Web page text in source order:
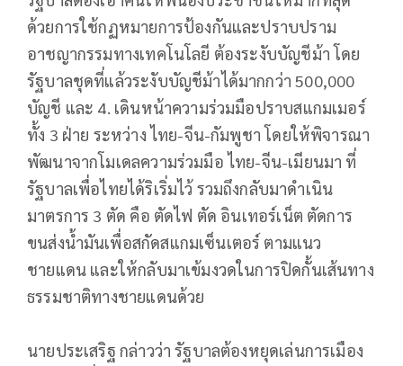
ด้วยการใช้กฏหมายการป้องกันและปราบปราม
อาชญากรรมทางเทคโนโลยี ต้องระงับบัญชีม้า โดย
รัฐบาลชุดที่แล้วระงับบัญชีม้าได้มากกว่า 500,000
บัญชี และ 4. เดินหน้าความร่วมมือปราบสแกมเมอร์
ทั้ง 3 ฝ่าย ระหว่าง ไทย-จีน-กัมพูชา โดยให้พิจารณา
พัฒนาจากโมเดลความร่วมมือ ไทย-จีน-เมียนมา ที่
รัฐบาลเพื่อไทยได้ริเริ่มไว้ รวมถึงกลับมาดำเนิน
มาตรการ 3 ตัด คือ ตัดไฟ ตัด อินเทอร์เน็ต ตัดการ
ขนส่งน้ำมันเพื่อสกัดสแกมเซ็นเตอร์ ตามแนว
ชายแดน และให้กลับมาเข้มงวดในการปิดกั้นเส้นทาง
ธรรมชาติทางชายแดนด้วย
นายประเสริฐ กล่าวว่า รัฐบาลต้องหยุดเล่นการเมือง